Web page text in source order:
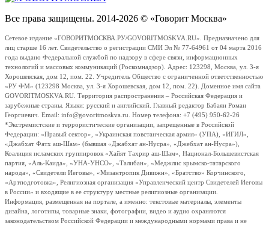
Все права защищены. 2014-2026 © «Говорит Москва»
Сетевое издание «ГОВОРИТМОСКВА.РУ/GOVORITMOSKVA.RU». Предназначено для
лиц старше 16 лет. Свидетельство о регистрации СМИ Эл № 77-64961 от 04 марта 2016
года выдано Федеральной службой по надзору в сфере связи, информационных
технологий и массовых коммуникаций (Роскомнадзор). Адрес: 123298, Москва, ул. 3-я
Хорошевская, дом 12, пом. 22. Учредитель Общество с ограниченной ответственностью
«РУ ФМ» (123298 Москва, ул. 3-я Хорошевская, дом 12, пом. 22). Доменное имя сайта
GOVORITMOSKVA.RU. Территория распространения – Российская Федерация и
зарубежные страны. Языки: русский и английский. Главный редактор Бабаян Роман
Георгиевич. Email: info@govoritmoskva.ru. Номер телефона: +7 (495) 950-62-26
*Экстремистские и террористические организации, запрещенные в Российской
Федерации: «Правый сектор», «Украинская повстанческая армия» (УПА), «ИГИЛ»,
«Джабхат Фатх аш-Шам» (бывшая «Джабхат ан-Нусра», «Джебхат ан-Нусра»),
Коалиция исламских группировок «Хайят Тахрир аш-Шам», Национал-Большевистская
партия, «Аль-Каида», «УНА-УНСО», «Талибан», «Меджлис крымско-татарского
народа», «Свидетели Иеговы», «Мизантропик Дивижн», «Братство» Корчинского,
«Артподготовка», Религиозная организация «Управленческий центр Свидетелей Иеговы
в России» и входящие в ее структуру местные религиозные организации.
Информация, размещенная на портале, а именно: текстовые материалы, элементы
дизайна, логотипы, товарные знаки, фотографии, видео и аудио охраняются
законодательством Российской Федерации и международными нормами права и не